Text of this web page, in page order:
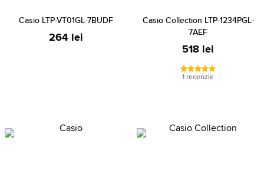
Casio LTP-VT01GL-7BUDF
264 lei
Casio Collection LTP-1234PGL-
7AEF
518 lei
1 recenzie